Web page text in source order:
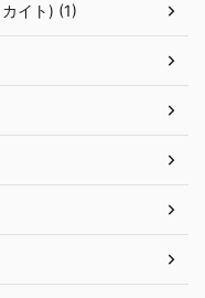
イト) (1)